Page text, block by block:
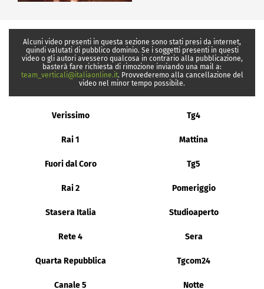
Alcuni video presenti in questa sezione sono stati presi da internet,
quindi valutati di pubblico dominio. Se i soggetti presenti in questi
video o gli autori avessero qualcosa in contrario alla pubblicazione,
basterà fare richiesta di rimozione inviando una mail a:
team_verticali@italiaonline.it. Provvederemo alla cancellazione del
video nel minor tempo possibile.
Verissimo Tg4
Rai 1 Mattina
Fuori dal Coro Tg5
Rai 2 Pomeriggio
Stasera Italia Studioaperto
Rete 4 Sera
Quarta Repubblica Tgcom24
Canale 5 Notte